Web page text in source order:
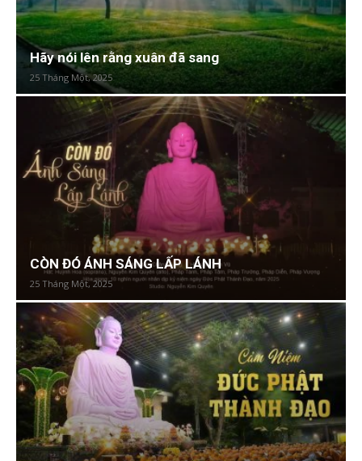
Hãy nói lên rằng xuân đã sang
25 Tháng Một, 2025
CÒN ĐÓ ÁNH SÁNG LẤP LÁNH
25 Tháng Một, 2025